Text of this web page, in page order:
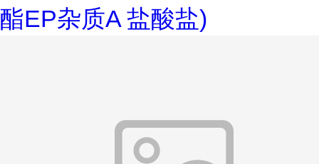
酯EP杂质A 盐酸盐)